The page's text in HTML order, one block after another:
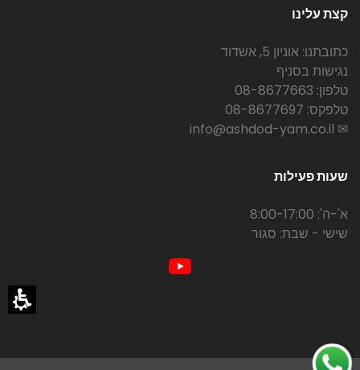
קצת עלינו
כתובתנו: אוניון 5, אשדוד
נגישות בסניף
טלפון: 08-8677663
טלפקס: 08-8677697
✉ info@ashdod-yam.co.il
שעות פעילות
א'-ה': 8:00-17:00
שישי - שבת: סגור